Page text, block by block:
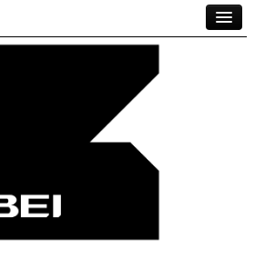
NOTRE ÉQUIPE
CONTACTEZ-NOUS